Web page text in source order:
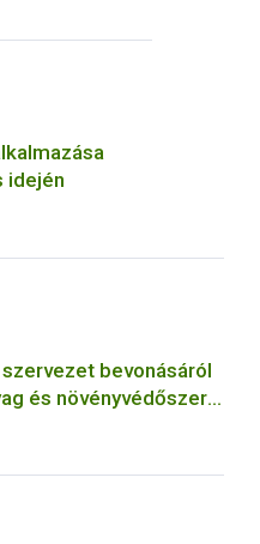
idején
bevonásáról
és növényvédőszer
a meglévő engedély
módosítására irányuló